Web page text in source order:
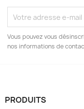
Vous pouvez vous
nos informations de
PRODUITS